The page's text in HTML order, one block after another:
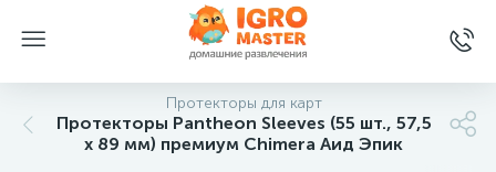
Протекторы для карт
Протекторы Pantheon Sleeves (55 шт., 57,5
x 89 мм) премиум Chimera Аид Эпик